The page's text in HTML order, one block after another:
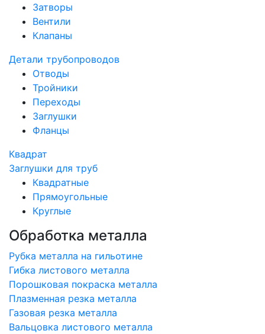
Затворы
Вентили
Клапаны
Детали трубопроводов
Отводы
Тройники
Переходы
Заглушки
Фланцы
Квадрат
Заглушки для труб
Квадратные
Прямоугольные
Круглые
Обработка металла
Рубка металла на гильотине
Гибка листового металла
Порошковая покраска металла
Плазменная резка металла
Газовая резка металла
Вальцовка листового металла